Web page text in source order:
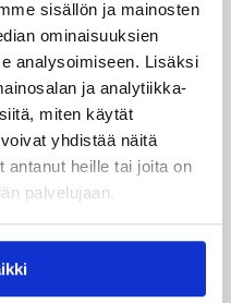
sisällön ja mainosten
ominaisuuksien
analysoimiseen. Lisäksi
ja analytiikka-
miten käytät
yhdistää näitä
antanut heille tai joita on
palvelujaan.